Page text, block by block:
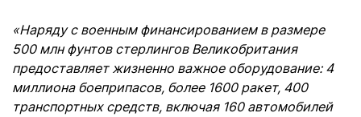
«Наряду с военным финансированием в размере
500 млн фунтов стерлингов Великобритания
предоставляет жизненно важное оборудование: 4
миллиона боеприпасов, более 1600 ракет, 400
транспортных средств, включая 160 автомобилей